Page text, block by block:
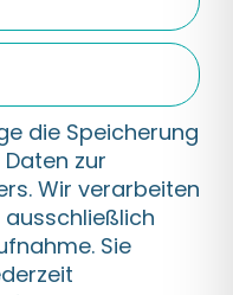
die Speicherung
zur
Wir verarbeiten
Sie